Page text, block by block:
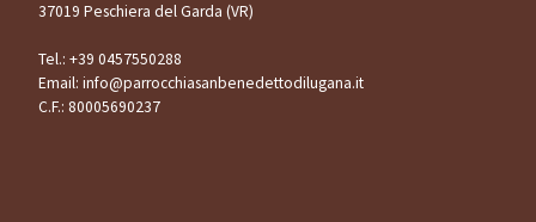
37019 Peschiera del Garda (VR)
Tel.: +39 0457550288
Email: info@parrocchiasanbenedettodilugana.it
C.F.: 80005690237